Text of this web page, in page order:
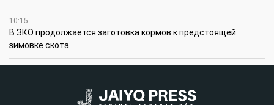
10:15
В ЗКО продолжается заготовка кормов к предстоящей
зимовке скота